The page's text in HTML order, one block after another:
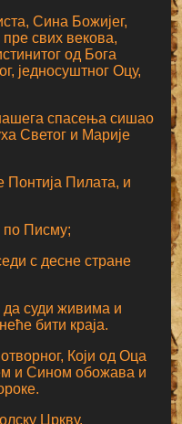
Сина Божијег,
свих векова,
од Бога
једносуштног Оцу,
спасења сишао
Светог и Марије
Понтија Пилата, и
по Писму;
с десне стране
да суди живима и
бити краја.
Који од Оца
и Сином обожава и
Цркву.